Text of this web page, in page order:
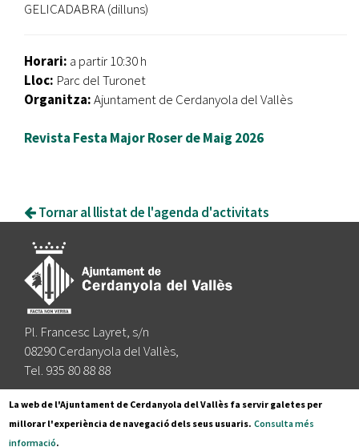
GELICADABRA (dilluns)
Horari: a partir 10:30 h
Lloc: Parc del Turonet
Organitza:Ajuntament de Cerdanyola del Vallès
Revista Festa Major Roser de Maig 2026
Tornar al llistat de l'agenda d'activitats
Pl. Francesc Layret, s/n
08290 Cerdanyola del Vallès,
Tel. 935 80 88 88
Segueix-nos a:
La web de l'Ajuntament de Cerdanyola del Vallès fa servir galetes per
millorar l'experiència de navegació dels seus usuaris. Consulta més
informació.